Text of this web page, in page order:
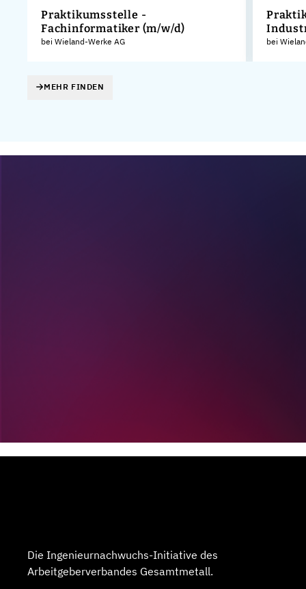
Praktikumsstelle -
Fachinformatiker (m/w/d)
bei Wieland-Werke AG bei
MEHR FINDEN
Die Ingenieurnachwuchs-Initiative des
Arbeitgeberverbandes Gesamtmetall.